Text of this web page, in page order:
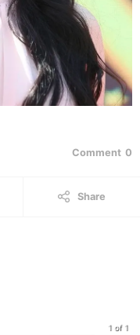
Comment 0
Share
1 of 1